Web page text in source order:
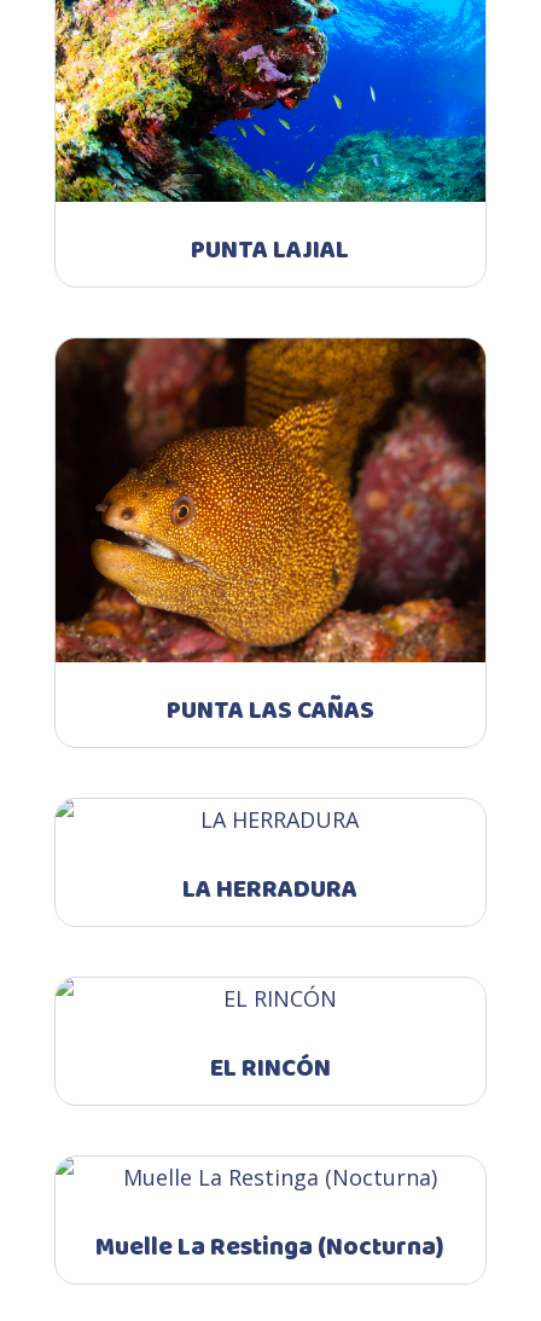
PUNTA LAJIAL
PUNTA LAS CAÑAS
LA HERRADURA
EL RINCÓN
Muelle La Restinga (Nocturna)